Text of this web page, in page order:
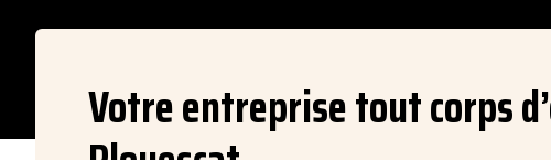
Votre entreprise tout corps